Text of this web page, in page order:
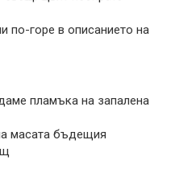
по-горе в описанието на
пламъка на запалена
масата бъдещия